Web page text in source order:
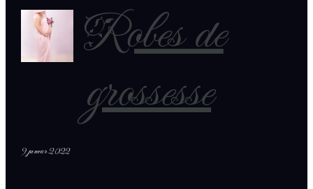
Robes de
grossesse
9 janvier 2022